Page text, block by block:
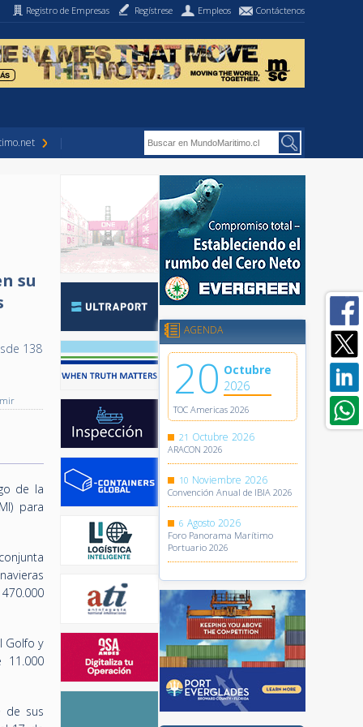
Registro de Empresas Regístrese Empleos Contáctenos
su
138
de la
para
Golfo y
de sus
AGENDA
20 Octubre
2026
TOC Americas 2026
21 Octubre 2026
ARACON 2026
10 Noviembre 2026
Convención Anual de IBIA 2026
6 Agosto 2026
Foro Panorama Marítimo
Portuario 2026